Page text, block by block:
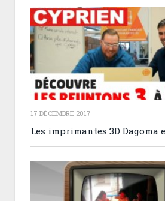
17 DÉCEMBRE 2017
Les imprimantes 3D Dagoma